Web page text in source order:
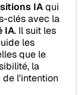
IAqui
clés avec la
IA. Il suit les
les
que le
la
l'intention